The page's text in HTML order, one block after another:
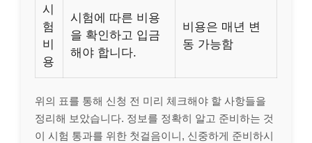
시
험
비
용
시험에 따른 비용
을 확인하고 입금
해야 합니다.
비용은 매년 변
동 가능함
위의 표를 통해 신청 전 미리 체크해야 할 사항들을
정리해 보았습니다. 정보를 정확히 알고 준비하는 것
이 시험 통과를 위한 첫걸음이니, 신중하게 준비하시